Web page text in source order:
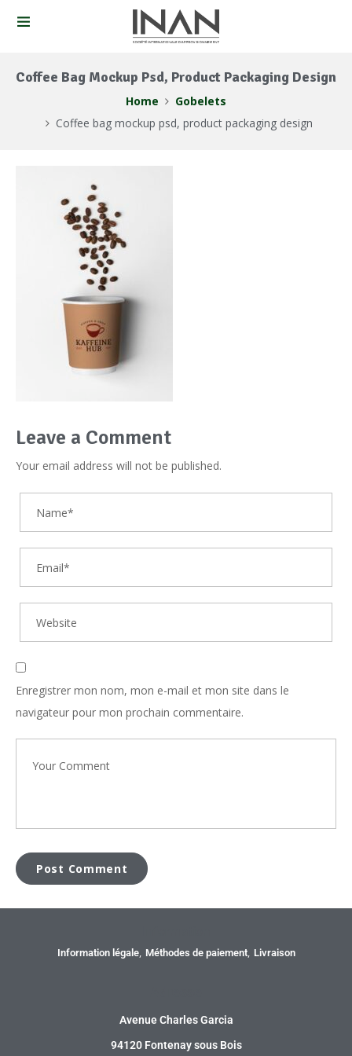
Coffee Bag Mockup Psd, Product Packaging Design
Home
Gobelets
Coffee bag mockup psd, product packaging design
Leave a Comment
Your email address will not be published.
Enregistrer mon nom, mon e-mail et mon site dans le
navigateur pour mon prochain commentaire.
Information légale Méthodes de paiement Livraison
Avenue Charles Garcia
94120 Fontenay sous Bois